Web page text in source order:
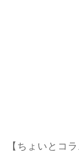
【ちょいとコ